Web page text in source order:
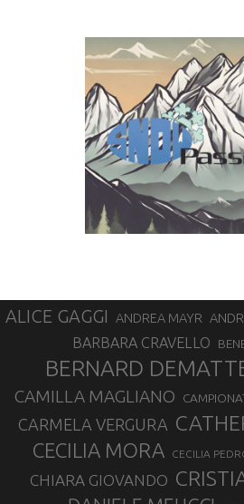
ALICE GAGGI ANDREA MAYR
BARBARA CRAVELLO
BERNARD
CAMILLA MAGLIANO
CARMELA VERGURA
CECILIA MORA CECILIA
CHIARA GIOVANDO